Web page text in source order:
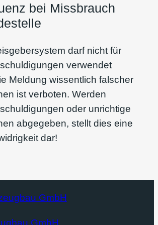
bei Missbrauch
darf nicht für
verwendet
Meldung wissentlich falscher
ist verboten. Werden
oder unrichtige
abgegeben, stellt dies eine
dar!
GmbH